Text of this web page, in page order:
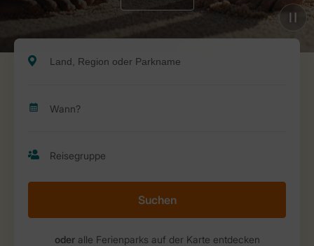
Suchen
oderalle Ferienparks auf der Karte entdecken